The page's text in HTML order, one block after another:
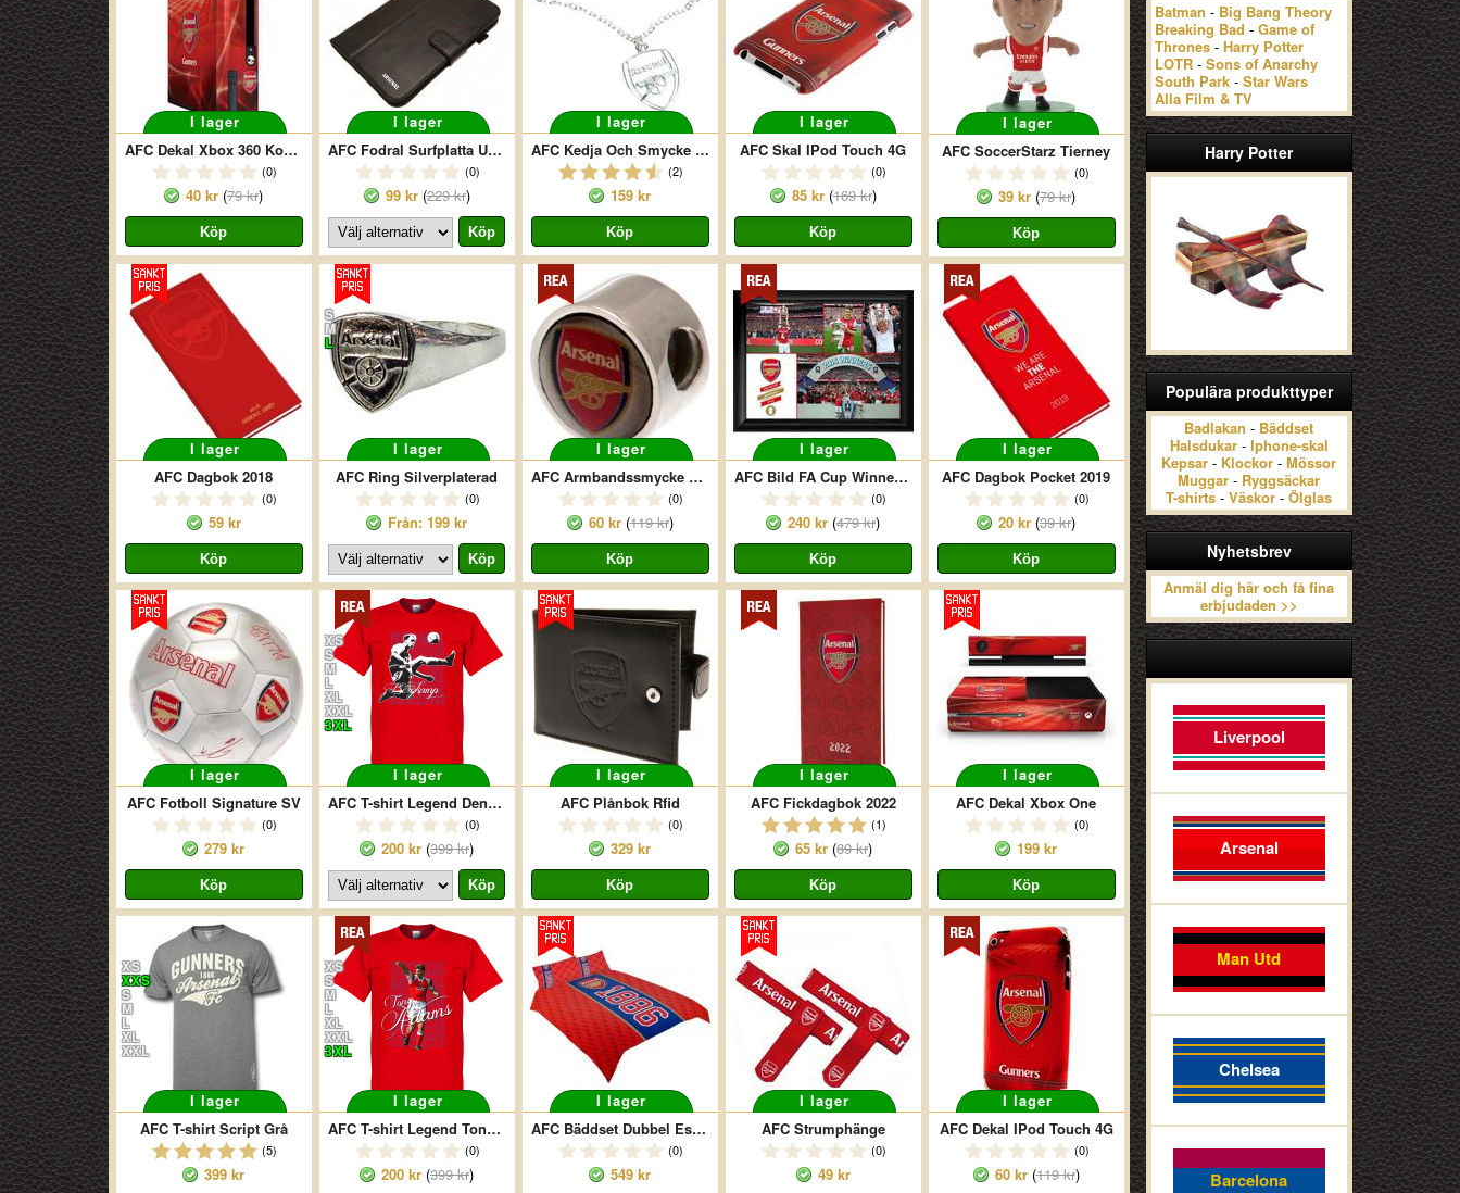
Batman - Big Bang Theory
Breaking Bad - Game of
Thrones- Harry Potter
LOTR- Sons of Anarchy
South Park- Star Wars
Alla Film & TV
Harry Potter
Populära produkttyper
Badlakan - Bäddset
Halsdukar- Iphone-skal
Kepsar - Klockor - Mössor
Muggar - Ryggsäckar
T-shirts - Väskor - Ölglas
Nyhetsbrev
Anmäl dig här och få fina
erbjudaden >>
Liverpool
Arsenal
Man Utd
Chelsea
Barcelona
I lager
AFC Dekal Xbox 360 Konsoll (E/GO)
(0)
40 kr (79 kr)
I lager
AFC Fodral Surfplatta Universal
(0)
99 kr(229 kr)
I lager
AFC Kedja Och Smycke Silverplaterat Crest
(2)
159 kr
I lager
AFC Skal IPod Touch 4G
(0)
85 kr(169 kr)
I lager
AFC SoccerStarz Tierney
(0)
39 kr (79 kr)
I lager
AFC Dagbok 2018
(0)
59 kr
S
M
L
I lager
AFC Ring Silverplaterad
(0)
Från: 199 kr
I lager
AFC Armbandssmycke Crest
(0)
60 kr(119 kr)
I lager
AFC Bild FA Cup Winners 40 X 30
(0)
240 kr (479 kr)
I lager
AFC Dagbok Pocket 2019
(0)
20 kr (39 kr)
I lager
AFC Fotboll Signature SV
(0)
279 kr
XS
S
M
L
XL
XXL
3XL
I lager
AFC T-shirt Legend Dennis Bergkamp Legend Röd
(0)
200 kr (399 kr)
I lager
AFC Plånbok Rfid
(0)
329 kr
I lager
AFC Fickdagbok 2022
(1)
65 kr (89 kr)
I lager
AFC Dekal Xbox One
(0)
199 kr
XS
XXS
S
M
L
XL
XXL
I lager
AFC T-shirt Script Grå
(5)
399 kr
XS
S
M
L
XL
XXL
3XL
I lager
AFC T-shirt Legend Tony Adams Legend Röd
(0)
200 kr (399 kr)
I lager
AFC Bäddset Dubbel Established
(0)
549 kr
I lager
AFC Strumphänge
(0)
49 kr
I lager
AFC Dekal IPod Touch 4G
(0)
60 kr(119 kr)